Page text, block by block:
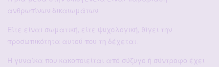
ανθρωπίνων δικαιωμάτων.
Είτε είναι σωματική, είτε ψυχολογική, θίγει την
προσωπικότητα αυτού που τη δέχεται.
Η γυναίκα που κακοποιείται από σύζυγο ή σύντροφο έχει